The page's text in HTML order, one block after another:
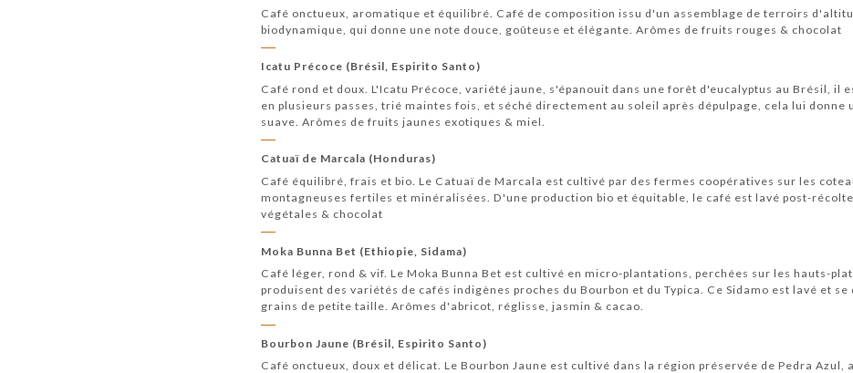
Café onctueux, aromatique et équilibré. Café de composition issu d'un assemblage de terroirs
biodynamique, qui donne une note douce, goûteuse et élégante. Arômes de fruits rouges & chocolat
Icatu Précoce (Brésil, Espirito Santo)
Café rond et doux. L'Icatu Précoce, variété jaune, s'épanouit dans une forêt d'eucalyptus au Brésil, il
en plusieurs passes, trié maintes fois, et séché directement au soleil après dépulpage, cela lui donne
suave. Arômes de fruits jaunes exotiques & miel.
Catuaï de Marcala (Honduras)
Café équilibré, frais et bio. Le Catuaï de Marcala est cultivé par des fermes coopératives sur les
montagneuses fertiles et minéralisées. D'une production bio et équitable, le café est lavé post-
végétales & chocolat
Moka Bunna Bet (Ethiopie, Sidama)
Café léger, rond & vif. Le Moka Bunna Bet est cultivé en micro-plantations, perchées sur les hauts-
produisent des variétés de cafés indigènes proches du Bourbon et du Typica. Ce Sidamo est lavé et se
grains de petite taille. Arômes d'abricot, réglisse, jasmin & cacao.
Bourbon Jaune (Brésil, Espirito Santo)
Café onctueux, doux et délicat. Le Bourbon Jaune est cultivé dans la région préservée de Pedra Azul,